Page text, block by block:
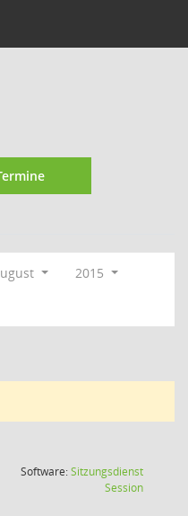
2015
Software:Sitzungsdienst
Session(Wird in